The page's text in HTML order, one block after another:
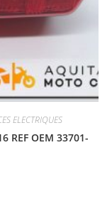
ELECTRIQUES
REF OEM 33701-